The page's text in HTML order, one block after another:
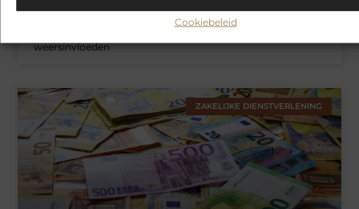
Cookiebeleid
weersinvloeden
ZAKELIJKE DIENSTVERLENING